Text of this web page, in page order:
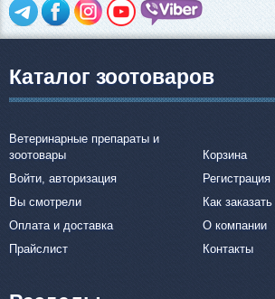
Каталог зоотоваров
Ветеринарные препараты и
зоотовары
Корзина
Войти, авторизация
Регистрация
Вы смотрели
Как заказать
Оплата и доставка
О компании
Прайслист
Контакты